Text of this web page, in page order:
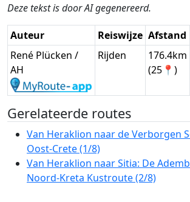
Deze tekst is door AI gegenereerd.
Auteur Reiswijze Afstand
René Plücken /
AH
Rijden
176.4km
(25📍)
Gerelateerde routes
Van Heraklion naar de Verborgen
Oost-Crete (1/8)
Van Heraklion naar Sitia: De
Noord-Kreta Kustroute (2/8)